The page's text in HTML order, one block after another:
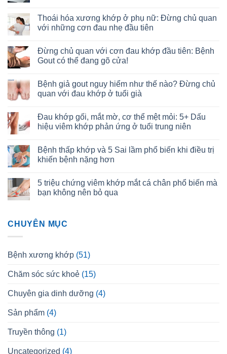
Thoái hóa xương khớp ở phụ nữ: Đừng chủ quan
với những cơn đau nhẹ đầu tiên
Đừng chủ quan với cơn đau khớp đầu tiên: Bệnh
Gout có thể đang gõ cửa!
Bệnh giả gout nguy hiểm như thế nào? Đừng chủ
quan với đau khớp ở tuổi già
Đau khớp gối, mắt mờ, cơ thể mệt mỏi: 5+ Dấu
hiệu viêm khớp phản ứng ở tuổi trung niên
Bệnh thấp khớp và 5 Sai lầm phổ biến khi điều trị
khiến bệnh nặng hơn
5 triệu chứng viêm khớp mắt cá chân phổ biến mà
bạn không nên bỏ qua
CHUYÊN MỤC
Bệnh xương khớp (51)
Chăm sóc sức khoẻ (15)
Chuyên gia dinh dưỡng (4)
Sản phẩm (4)
Truyền thông (1)
Uncategorized (4)